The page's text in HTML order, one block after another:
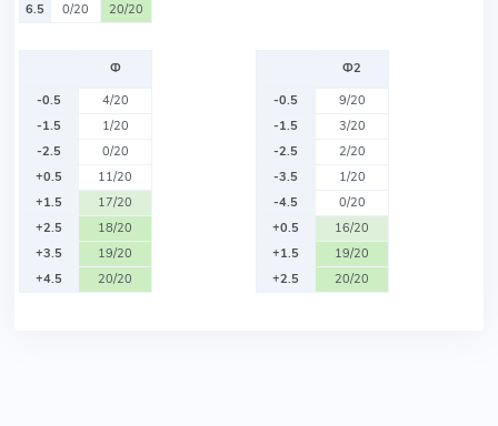
6.5
0/20 20/20
Ф
-0.5
4/20
-1.5
1/20
-2.5
0/20
+0.5
11/20
+1.5
17/20
+2.5
18/20
+3.5
19/20
+4.5
20/20
Ф2
-0.5
9/20
-1.5
3/20
-2.5
2/20
-3.5
1/20
-4.5
0/20
+0.5
16/20
+1.5
19/20
+2.5
20/20